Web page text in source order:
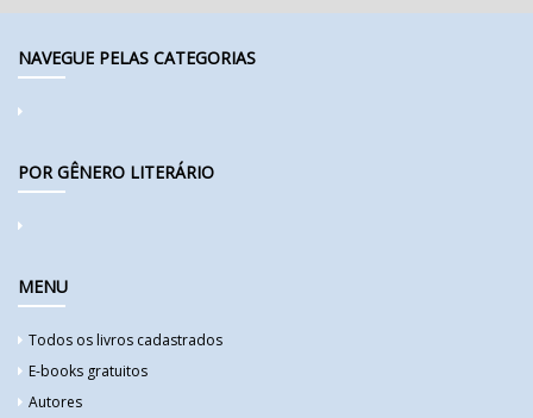
NAVEGUE PELAS CATEGORIAS
POR GÊNERO LITERÁRIO
MENU
Todos os livros cadastrados
E-books gratuitos
Autores